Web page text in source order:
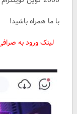
با ما همراه باشید!